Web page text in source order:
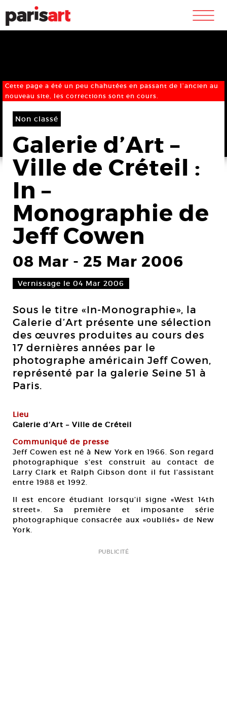
m
Cette page a été un peu chahutées en passant de l’ancien au
nouveau site, les corrections sont en cours.
Non classé
Galerie d’Art –
Ville de Créteil :
In –
Monographie de
Jeff Cowen
08 Mar - 25 Mar 2006
Vernissage le 04 Mar 2006
Sous le titre «In-Monographie», la
Galerie d’Art présente une sélection
des œuvres produites au cours des
17 dernières années par le
photographe américain Jeff Cowen,
représenté par la galerie Seine 51 à
Paris.
Lieu
Galerie d’Art – Ville de Créteil
Communiqué de presse
Jeff Cowen est né à New York en 1966. Son regard
photographique s’est construit au contact de
Larry Clark et Ralph Gibson dont il fut l’assistant
entre 1988 et 1992.
Il est encore étudiant lorsqu’il signe «West 14th
street». Sa première et imposante série
photographique consacrée aux «oubliés» de New
York.
PUBLICITÉ